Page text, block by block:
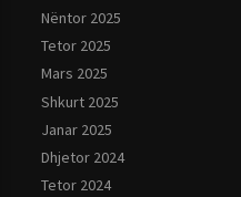
Nëntor 2025
Tetor 2025
Mars 2025
Shkurt 2025
Janar 2025
Dhjetor 2024
Tetor 2024